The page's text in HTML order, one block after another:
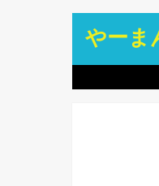
やーま